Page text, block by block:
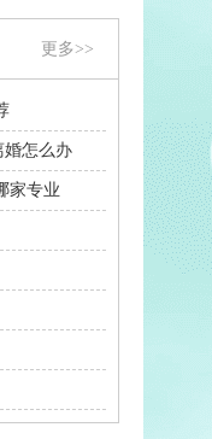
更多>>
婚怎么办
家专业